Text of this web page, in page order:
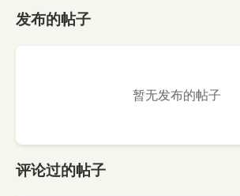
发布的帖子
暂无发布的帖子
评论过的帖子